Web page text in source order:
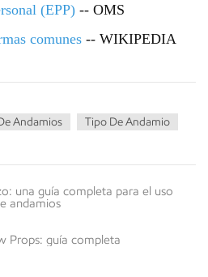
(EPP) -- OMS
comunes -- WIKIPEDIA
Andamios
Tipo De Andamio
una guía completa para el uso
andamios
Props: guía completa